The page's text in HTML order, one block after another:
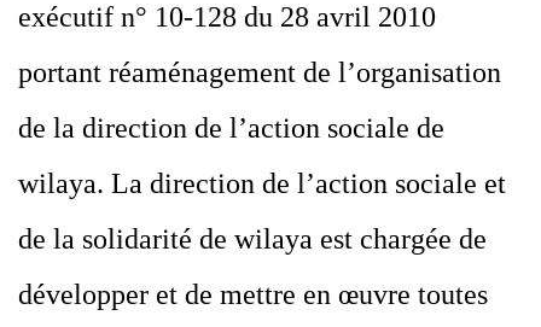
exécutif n° 10-128 du 28 avril 2010
portant réaménagement de l’organisation
de la direction de l’action sociale de
wilaya. La direction de l’action sociale et
de la solidarité de wilaya est chargée de
développer et de mettre en œuvre toutes